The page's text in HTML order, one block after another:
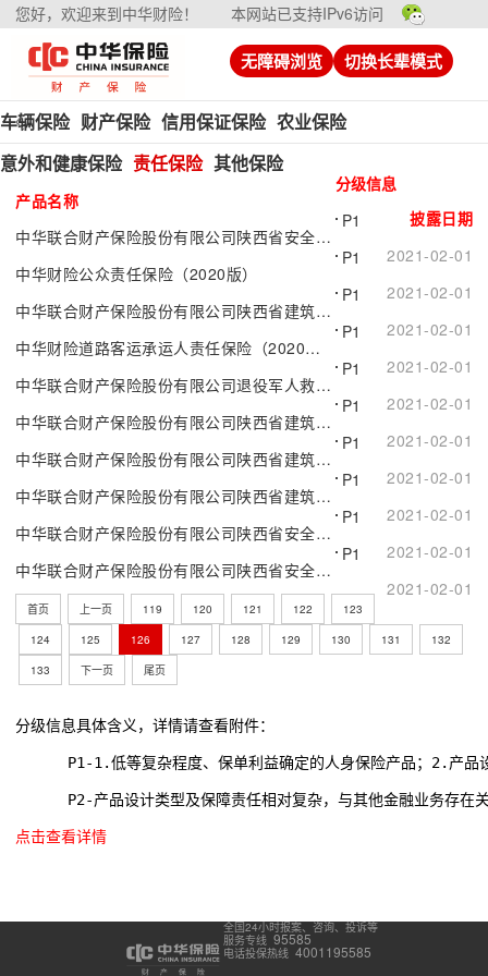
您好，欢迎来到中华财险！ 本网站已支持IPv6访问
无障碍浏览 切换长辈模式
车辆保险 财产保险 信用保证保险 农业保险
意外和健康保险 责任保险 其他保险
产品名称
分级信息
披露日期
中华联合财产保险股份有限公司陕西省安全生产责任保险（A款）
P1
2021-02-01
中华财险公众责任保险（2020版）
P1
2021-02-01
中华联合财产保险股份有限公司陕西省建筑施工行业安全生产责任保险（A款）
P1
2021-02-01
中华财险道路客运承运人责任保险（2020版）
P1
2021-02-01
中华联合财产保险股份有限公司退役军人救助责任保险
P1
2021-02-01
中华联合财产保险股份有限公司陕西省建筑施工行业安全生产责任保险（A款）附加从业人员责任保险
P1
2021-02-01
中华联合财产保险股份有限公司陕西省建筑施工行业安全生产责任保险（A款）附加24小时责任保险
P1
2021-02-01
中华联合财产保险股份有限公司陕西省建筑施工行业安全生产责任保险（A款）附加环境污染人身损害赔偿责任保险
P1
2021-02-01
中华联合财产保险股份有限公司陕西省安全生产责任保险（A款）附加从业人员责任保险
P1
2021-02-01
中华联合财产保险股份有限公司陕西省安全生产责任保险（A款）附加24小时责任保险
P1
2021-02-01
首页 上一页 119 120 121 122
123
124
125 126 127 128 129 130 131
132
133
下一页 尾页
分级信息具体含义，详情请查看附件：
P1-1.低等复杂程度、保单利益确定的人身保险产品；2.产品
P2-产品设计类型及保障责任相对复杂，与其他金融业务存在
点击查看详情
全国24小时报案、咨询、投诉等
服务专线 95585
电话投保热线 4001195585